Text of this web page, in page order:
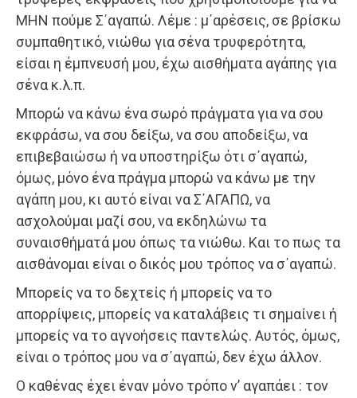
ΜΗΝ πούμε Σ΄αγαπώ. Λέμε : μ΄αρέσεις, σε βρίσκω
συμπαθητικό, νιώθω για σένα τρυφερότητα,
είσαι η έμπνευσή μου, έχω αισθήματα αγάπης για
σένα κ.λ.π.
Μπορώ να κάνω ένα σωρό πράγματα για να σου
εκφράσω, να σου δείξω, να σου αποδείξω, να
επιβεβαιώσω ή να υποστηρίξω ότι σ΄αγαπώ,
όμως, μόνο ένα πράγμα μπορώ να κάνω με την
αγάπη μου, κι αυτό είναι να Σ΄ΑΓΑΠΩ, να
ασχολούμαι μαζί σου, να εκδηλώνω τα
συναισθήματά μου όπως τα νιώθω. Και το πως τα
αισθάνομαι είναι ο δικός μου τρόπος να σ΄αγαπώ.
Μπορείς να το δεχτείς ή μπορείς να το
απορρίψεις, μπορείς να καταλάβεις τι σημαίνει ή
μπορείς να το αγνοήσεις παντελώς. Αυτός, όμως,
είναι ο τρόπος μου να σ΄αγαπώ, δεν έχω άλλον.
Ο καθένας έχει έναν μόνο τρόπο ν’ αγαπάει : τον